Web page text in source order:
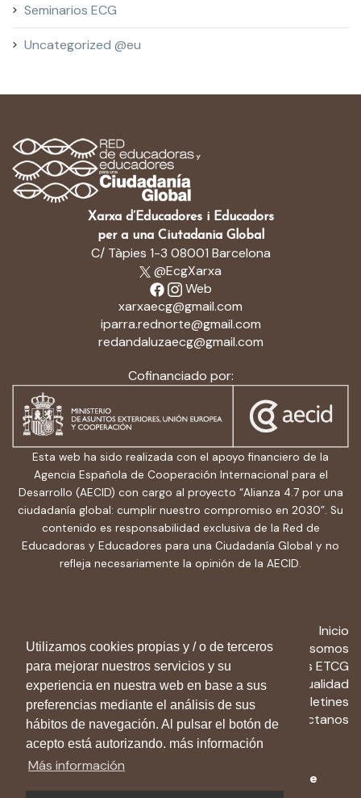
Utilizamos cookies propias y / o de terceros
para mejorar nuestros servicios y su
experiencia en nuestra web en base a sus
preferencias mediante el análisis de sus
hábitos de navegación. Al pulsar el botón de
acepto está autorizando. más información
Más información
Seminarios ECG
Uncategorized @eu
Xarxa d’Educadores i Educadors
per a una Ciutadania Global
C/ Tàpies 1-3 08001 Barcelona
@EcgXarxa
Web
xarxaecg@gmail.com
iparra.rednorte@gmail.com
redandaluzaecg@gmail.com
Cofinanciado por:
Esta web ha sido realizada con el apoyo financiero de la
Agencia Española de Cooperación Internacional para el
Desarrollo (AECID) con cargo al proyecto “Alianza 4.7 por una
ciudadanía global: cumplir nuestro compromiso en 2030”. Su
contenido es responsabilidad exclusiva de la Red de
Educadoras y Educadores para una Ciudadanía Global y no
refleja necesariamente la opinión de la AECID.
Inicio
Quiénes somos
Recursos ETCG
Actualidad
Boletines
Contactanos
Política de